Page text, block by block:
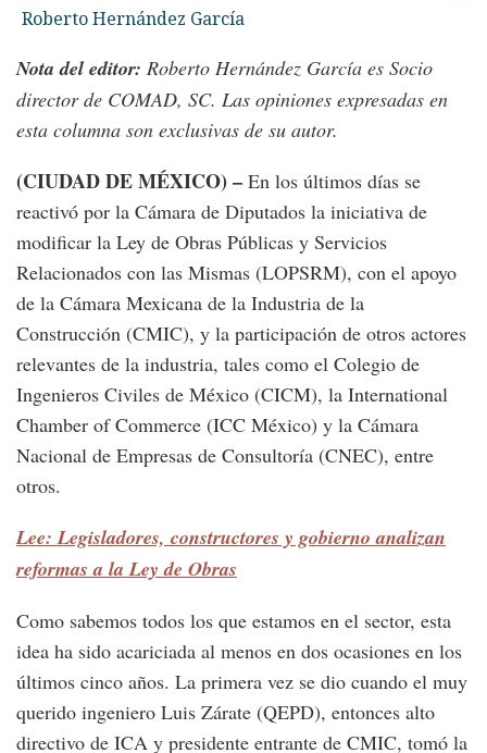
Roberto Hernández García
Nota del editor: Roberto Hernández García es Socio
director de COMAD, SC. Las opiniones expresadas en
esta columna son exclusivas de su autor.
(CIUDAD DE MÉXICO) – En los últimos días se
reactivó por la Cámara de Diputados la iniciativa de
modificar la Ley de Obras Públicas y Servicios
Relacionados con las Mismas (LOPSRM), con el apoyo
de la Cámara Mexicana de la Industria de la
Construcción (CMIC), y la participación de otros actores
relevantes de la industria, tales como el Colegio de
Ingenieros Civiles de México (CICM), la International
Chamber of Commerce (ICC México) y la Cámara
Nacional de Empresas de Consultoría (CNEC), entre
otros.
Lee: Legisladores, constructores y gobierno analizan
reformas a la Ley de Obras
Como sabemos todos los que estamos en el sector, esta
idea ha sido acariciada al menos en dos ocasiones en los
últimos cinco años. La primera vez se dio cuando el muy
querido ingeniero Luis Zárate (QEPD), entonces alto
directivo de ICA y presidente entrante de CMIC, tomó la